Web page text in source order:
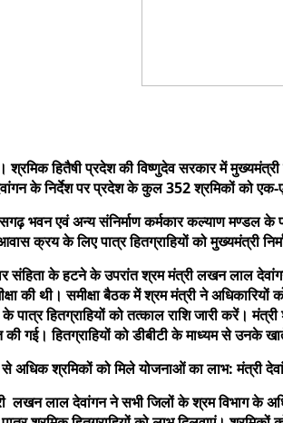
श्रमिक हितैषी प्रदेश की विष्णुदेव सरकार में
के निर्देश पर प्रदेश के कुल 352 श्रमिकों को एक-
भवन एवं अन्य संनिर्माण कर्मकार कल्याण मण्डल
क्रय के लिए पात्र हितग्राहियों को मुख्यमंत्री
संहिता के हटने के उपरांत श्रम मंत्री लखन लाल
की थी। समीक्षा बैठक में श्रम मंत्री ने अधिकारियों
पात्र हितग्राहियों को तत्काल राशि जारी करें।
की गई। हितग्राहियों को डीबीटी के माध्यम से उनके
अधिक श्रमिकों को मिले योजनाओं का लाभ: मंत्री
लखन लाल देवांगन ने सभी जिलों के श्रम विभाग के